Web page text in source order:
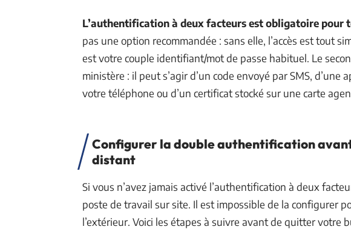
L’authentification à deux facteurs est obligatoire pour
pas une option recommandée : sans elle, l’accès est tout
est votre couple identifiant/mot de passe habituel. Le
ministère : il peut s’agir d’un code envoyé par SMS,
votre téléphone ou d’un certificat stocké sur une carte
Configurer la double authentification
distant
Si vous n’avez jamais activé l’authentification à deux
poste de travail sur site. Il est impossible de la configurer
l’extérieur. Voici les étapes à suivre avant de quitter votre